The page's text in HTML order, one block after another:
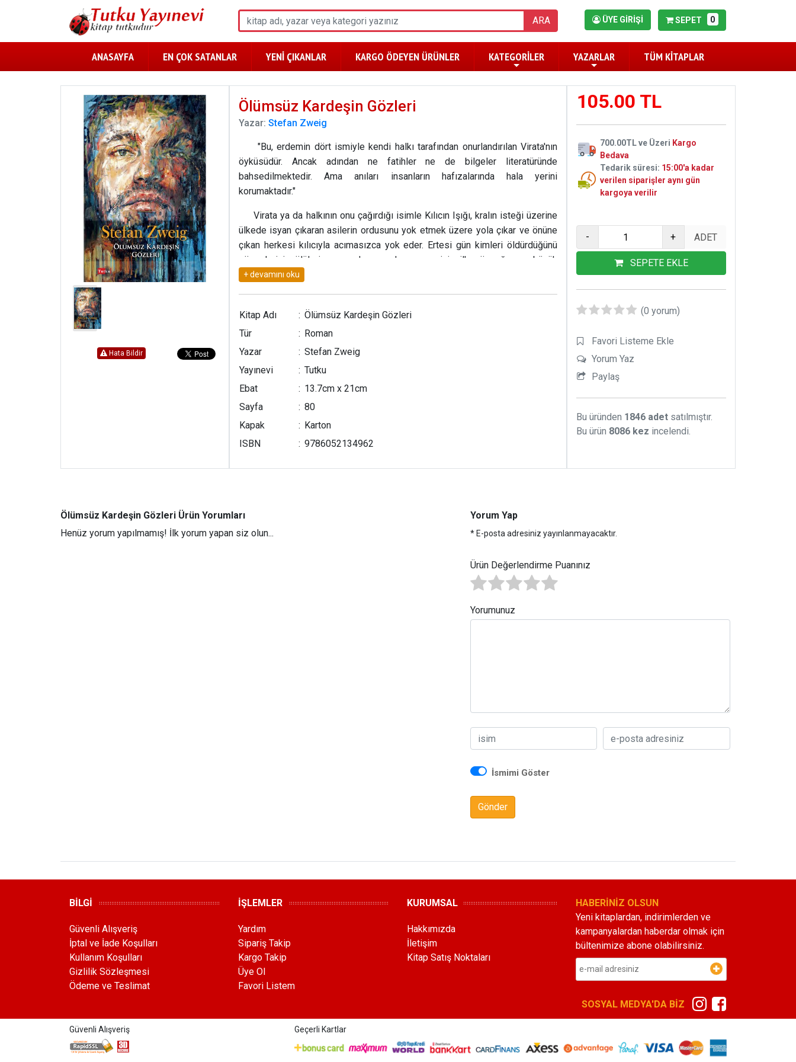
ARA ÜYE GİRİŞİ SEPET 0
ANASAYFA EN ÇOK SATANLAR YENİ ÇIKANLAR KARGO ÖDEYEN ÜRÜNLER KATEGORİLER YAZARLAR TÜM KİTAPLAR
Hata Bildir
Ölümsüz Kardeşin Gözleri
Yazar: Stefan Zweig
"Bu, erdemin dört ismiyle kendi halkı tarafından onurlandırılan Virata'nın
öyküsüdür. Ancak adından ne fatihler ne de bilgeler literatüründe
bahsedilmektedir. Ama anıları insanların hafızalarında hala yerini
korumaktadır."
Virata ya da halkının onu çağırdığı isimle Kılıcın Işığı, kralın isteği üzerine
ülkede isyan çıkaran asilerin ordusunu yok etmek üzere yola çıkar ve önüne
çıkan herkesi kılıcıyla acımasızca yok eder. Ertesi gün kimleri öldürdüğünü
görmek için ölülerin arasında gezerken annesinin ilk göz ağrısını, büyük
ağabeyini de öldürdüğünü görür ve o günden sonra Virata'nın yaşamı alt üst
Kitap Adı
: Ölümsüz Kardeşin Gözleri
Tür
: Roman
Yazar
: Stefan Zweig
Yayınevi
: Tutku
Ebat
: 13.7cm x 21cm
Sayfa
: 80
Kapak
: Karton
ISBN
: 9786052134962
105.00 TL
700.00TL ve Üzeri Kargo
Bedava
Tedarik süresi: 15:00'a kadar
verilen siparişler aynı gün
kargoya verilir
- +
SEPETE EKLE
(0 yorum)
Favori Listeme Ekle
Yorum Yaz
Paylaş
Bu üründen 1846 adet satılmıştır.
Bu ürün 8086 kez incelendi.
Ölümsüz Kardeşin Gözleri Ürün Yorumları
Henüz yorum yapılmamış! İlk yorum yapan siz olun...
Yorum Yap
* E-posta adresiniz yayınlanmayacaktır.
Ürün Değerlendirme Puanınız
Yorumunuz
İsmimi Göster
Gönder
BİLGİ
Güvenli Alışveriş
İptal ve İade Koşulları
Kullanım Koşulları
Gizlilik Sözleşmesi
Ödeme ve Teslimat
İŞLEMLER
Yardım
Sipariş Takip
Kargo Takip
Üye Ol
Favori Listem
KURUMSAL
Hakkımızda
İletişim
Kitap Satış Noktaları
HABERİNİZ OLSUN
Yeni kitaplardan, indirimlerden ve
kampanyalardan haberdar olmak için
bültenimize abone olabilirsiniz.
SOSYAL MEDYA'DA BİZ
Güvenli Alışveriş Geçerli Kartlar